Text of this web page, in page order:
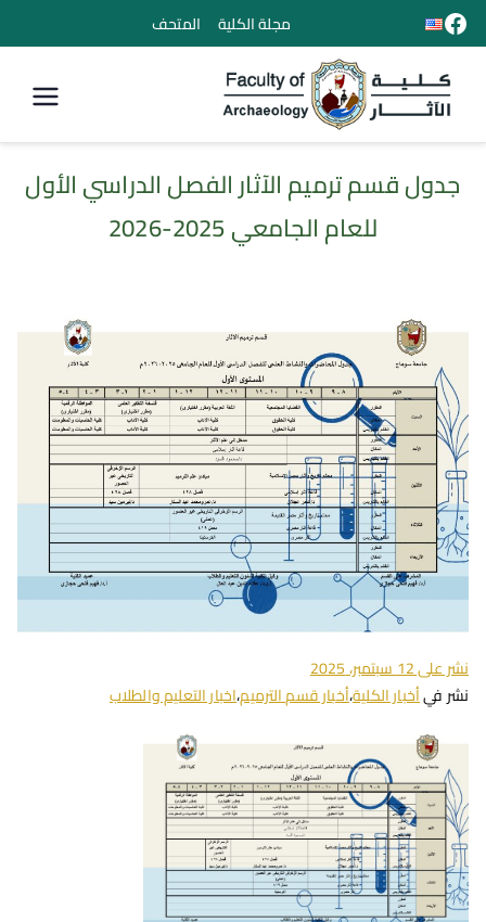
مجلة الكلية المتحف
كلية الأثار
جدول قسم ترميم الآثار الفصل الدراسي الأول
للعام الجامعي 2025-2026
نشر على12 سبتمبر، 2025
نشر فيأخبار الكلية،أخبار قسم الترميم،اخبار التعليم والطلاب